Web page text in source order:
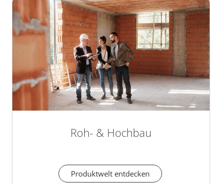
Roh- & Hochbau
Produktwelt entdecken